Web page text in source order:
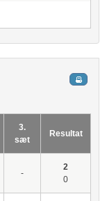
3.
sæt
Resultat
-
2
0